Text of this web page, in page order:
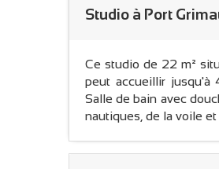
Studio à Port
Ce studio de 22 m²
peut accueillir jusqu'à
Salle de bain avec
nautiques, de la voile